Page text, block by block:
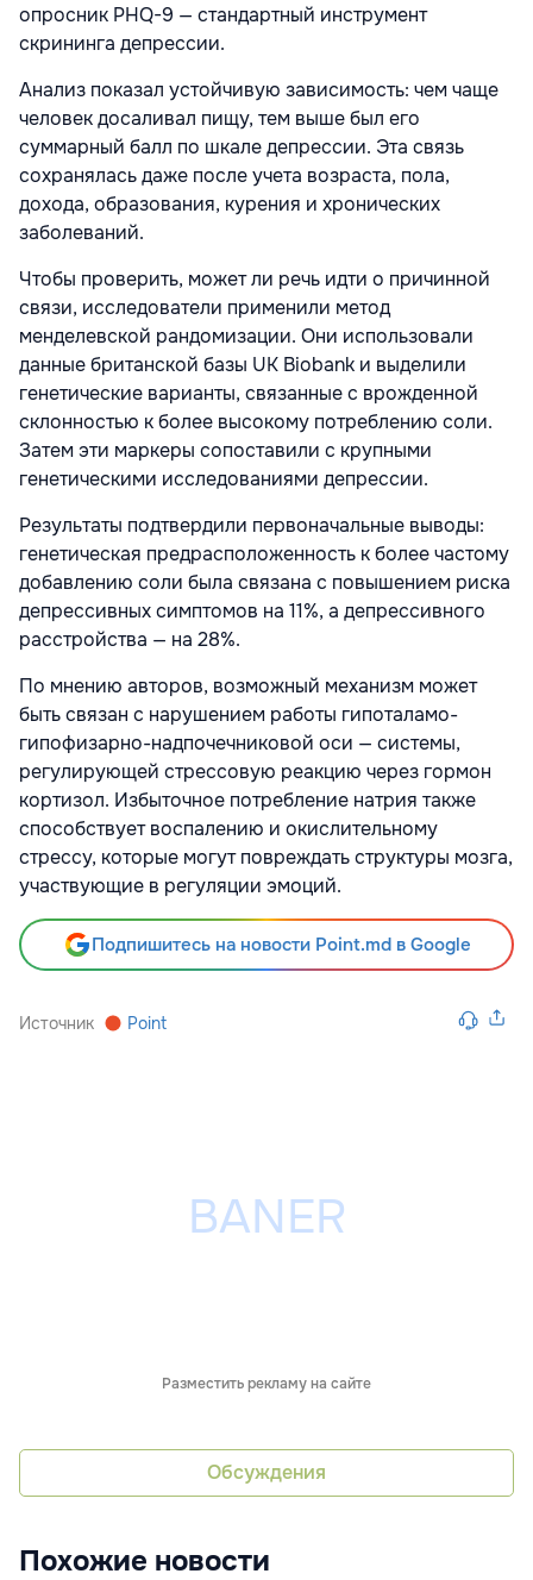
опросник PHQ-9 — стандартный инструмент
скрининга депрессии.
Анализ показал устойчивую зависимость: чем чаще
человек досаливал пищу, тем выше был его
суммарный балл по шкале депрессии. Эта связь
сохранялась даже после учета возраста, пола,
дохода, образования, курения и хронических
заболеваний.
Чтобы проверить, может ли речь идти о причинной
связи, исследователи применили метод
менделевской рандомизации. Они использовали
данные британской базы UK Biobank и выделили
генетические варианты, связанные с врожденной
склонностью к более высокому потреблению соли.
Затем эти маркеры сопоставили с крупными
генетическими исследованиями депрессии.
Результаты подтвердили первоначальные выводы:
генетическая предрасположенность к более частому
добавлению соли была связана с повышением риска
депрессивных симптомов на 11%, а депрессивного
расстройства — на 28%.
По мнению авторов, возможный механизм может
быть связан с нарушением работы гипоталамо-
гипофизарно-надпочечниковой оси — системы,
регулирующей стрессовую реакцию через гормон
кортизол. Избыточное потребление натрия также
способствует воспалению и окислительному
стрессу, которые могут повреждать структуры мозга,
участвующие в регуляции эмоций.
Подпишитесь на новости Point.md в Google
Источник Point
Разместить рекламу на сайте
Обсуждения
Похожие новости